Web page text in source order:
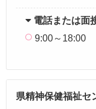
電話または面
9:00～18:00
県精神保健福祉セ